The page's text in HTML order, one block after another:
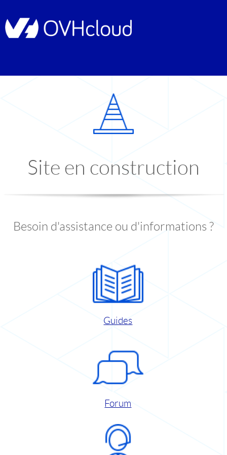
Site en construction
Besoin d'assistance ou d'informations ?
Guides
Forum